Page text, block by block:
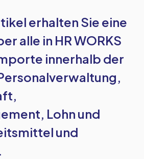
erhalten Sie eine
alle in HR WORKS
innerhalb der
Lohn und
und